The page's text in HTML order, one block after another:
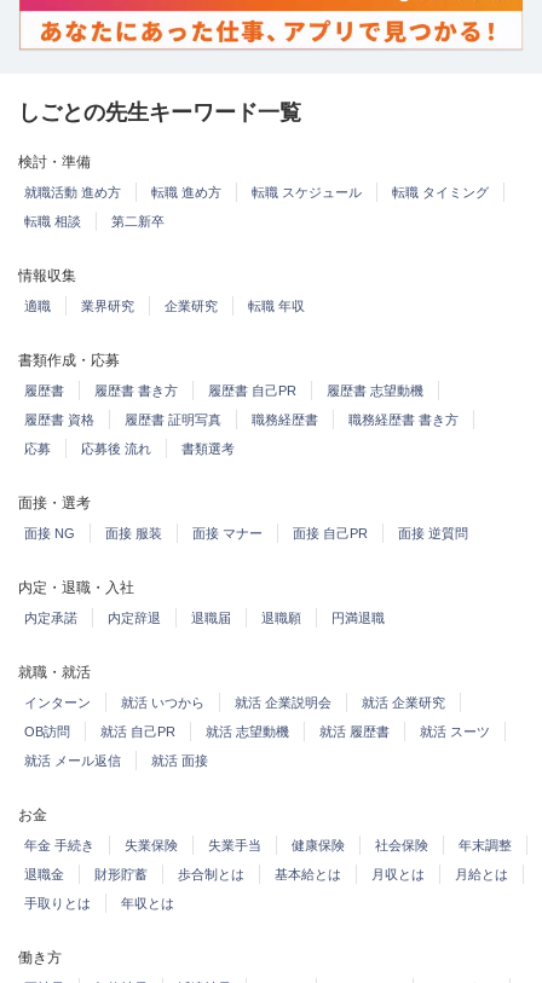
しごとの先生キーワード一覧
検討・準備
就職活動 進め方 転職 進め方 転職 スケジュール
転職 タイミング
転職 相談
第二新卒
情報収集
適職 業界研究 企業研究 転職 年収
書類作成・応募
履歴書 履歴書 書き方 履歴書 自己PR
履歴書 志望動機
履歴書 資格
履歴書 証明写真 職務経歴書
職務経歴書 書き方
応募
応募後 流れ 書類選考
面接・選考
面接 NG 面接 服装 面接 マナー 面接 自己PR 面接 逆質問
内定・退職・入社
内定承諾 内定辞退 退職届 退職願 円満退職
就職・就活
インターン 就活 いつから 就活 企業説明会
就活 企業研究
OB訪問
就活 自己PR 就活 志望動機 就活 履歴書
就活 スーツ
就活 メール返信
就活 面接
お金
年金 手続き 失業保険 失業手当 健康保険 社会保険
年末調整
退職金
財形貯蓄 歩合制とは 基本給とは 月収とは
月給とは
手取りとは
年収とは
働き方